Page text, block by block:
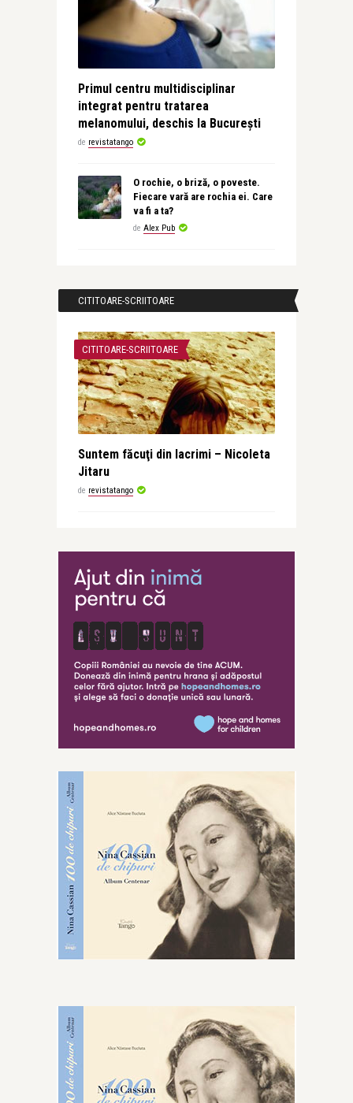
Primul centru multidisciplinar
integrat pentru tratarea
melanomului, deschis la București
de revistatango
O rochie, o briză, o poveste.
Fiecare vară are rochia ei. Care
va fi a ta?
de Alex Pub
CITITOARE-SCRIITOARE
CITITOARE-SCRIITOARE
Suntem făcuţi din lacrimi – Nicoleta
Jitaru
de revistatango